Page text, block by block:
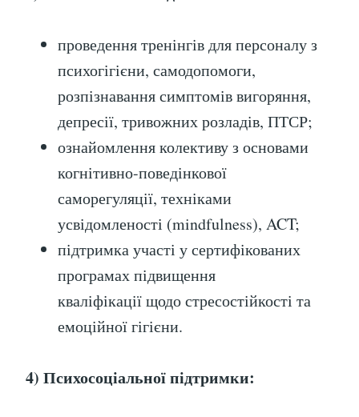
проведення тренінгів для персоналу з
психогігієни, самодопомоги,
розпізнавання симптомів вигоряння,
депресії, тривожних розладів, ПТСР;
ознайомлення колективу з основами
когнітивно-поведінкової
саморегуляції, техніками
усвідомленості (mindfulness), ACT;
підтримка участі у сертифікованих
програмах підвищення
кваліфікації щодо стресостійкості та
емоційної гігієни.
4) Психосоціальної підтримки: